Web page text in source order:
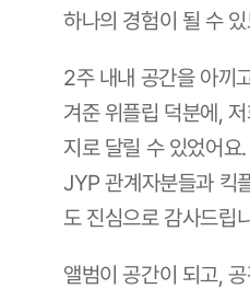
하나의 경험이 될 수
2주 내내 공간을 아끼
겨준 위플립 덕분에,
지로 달릴 수 있었어요.
JYP 관계자분들과 킥
도 진심으로 감사드립
앨범이 공간이 되고,